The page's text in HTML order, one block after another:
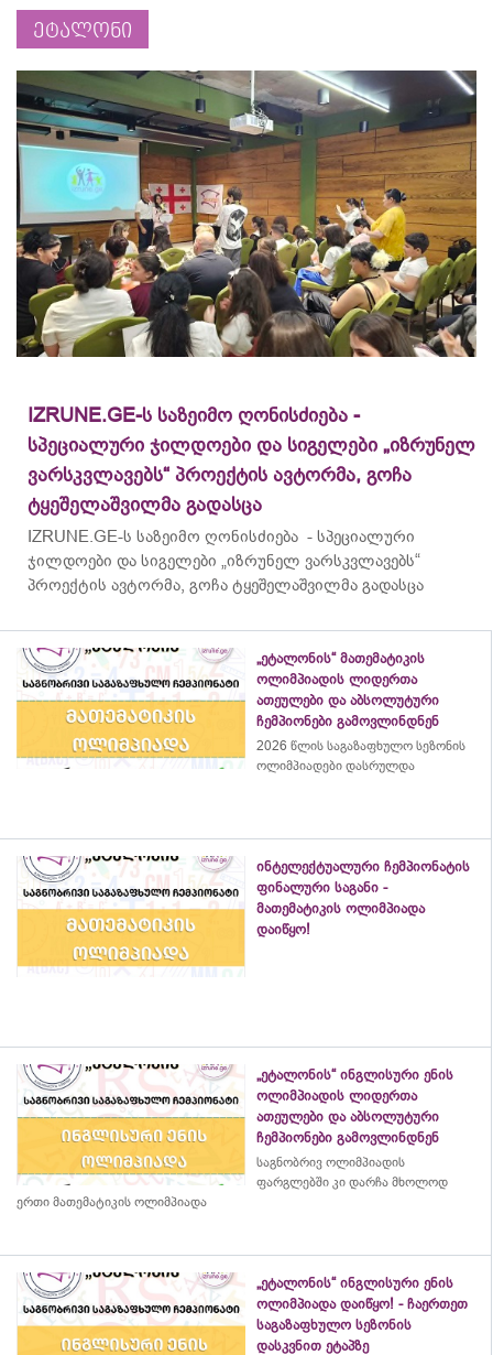
ეტალონი
IZRUNE.GE-ს საზეიმო ღონისძიება -
სპეციალური ჯილდოები და სიგელები „იზრუნელ
ვარსკვლავებს“ პროექტის ავტორმა, გოჩა
ტყეშელაშვილმა გადასცა
IZRUNE.GE-ს საზეიმო ღონისძიება - სპეციალური
ჯილდოები და სიგელები „იზრუნელ ვარსკვლავებს“
პროექტის ავტორმა, გოჩა ტყეშელაშვილმა გადასცა
„ეტალონის“ მათემატიკის
ოლიმპიადის ლიდერთა
ათეულები და აბსოლუტური
ჩემპიონები გამოვლინდნენ
2026 წლის საგაზაფხულო სეზონის
ოლიმპიადები დასრულდა
ინტელექტუალური ჩემპიონატის
ფინალური საგანი -
მათემატიკის ოლიმპიადა
დაიწყო!
„ეტალონის“ ინგლისური ენის
ოლიმპიადის ლიდერთა
ათეულები და აბსოლუტური
ჩემპიონები გამოვლინდნენ
საგნობრივ ოლიმპიადის
ფარგლებში კი დარჩა მხოლოდ
ერთი მათემატიკის ოლიმპიადა
„ეტალონის“ ინგლისური ენის
ოლიმპიადა დაიწყო! - ჩაერთეთ
საგაზაფხულო სეზონის
დასკვნით ეტაპზე